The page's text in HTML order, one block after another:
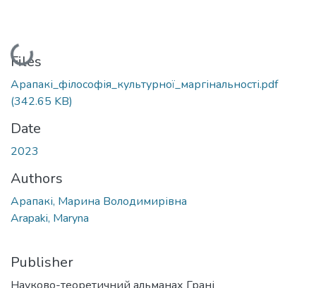
Loading...
Files
Арапакі_філософія_культурної_маргінальності.pdf
(342.65 KB)
Date
2023
Authors
Арапакі, Марина Володимирівна
Arapaki, Maryna
Publisher